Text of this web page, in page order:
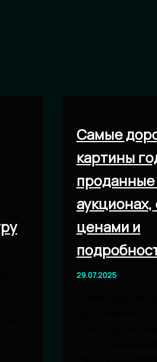
Самые
картины
аукционах,
ценами и
29.07.2025